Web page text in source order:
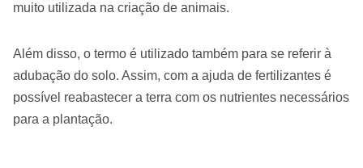
muito utilizada na criação de animais.
Além disso, o termo é utilizado também para se referir à
adubação do solo. Assim, com a ajuda de fertilizantes é
possível reabastecer a terra com os nutrientes necessários
para a plantação.